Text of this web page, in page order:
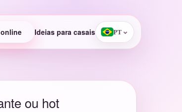
Ideias para casais PT ⌄
ou hot